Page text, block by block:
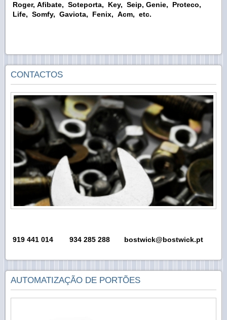
Roger, Afibate, Soteporta, Key, Seip, Genie, Proteco,
Life, Somfy, Gaviota, Fenix, Acm, etc.
CONTACTOS
919 441 014 934 285 288 bostwick@bostwick.pt
AUTOMATIZAÇÃO DE PORTÕES